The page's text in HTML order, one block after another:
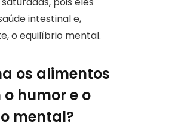
intestinal e,
o equilíbrio mental.
os alimentos
humor e o
mental?